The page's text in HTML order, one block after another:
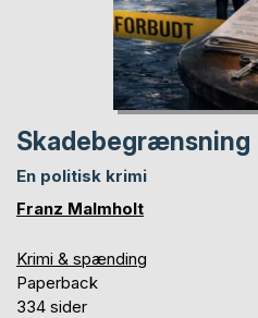
Skadebegrænsning
En politisk krimi
Franz Malmholt
Krimi & spænding
Paperback
334 sider